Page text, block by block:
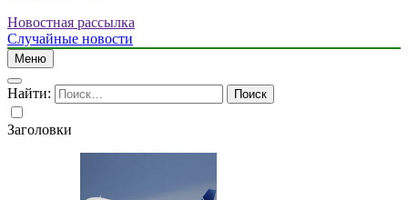
Новостная рассылка
Случайные новости
Меню
Найти:
Заголовки